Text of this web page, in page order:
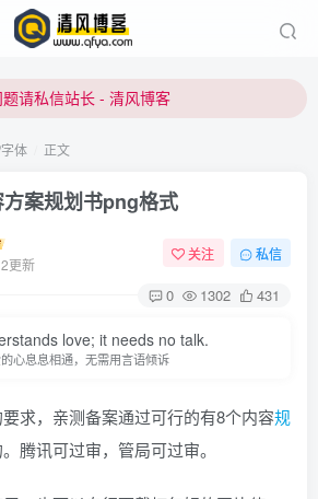
请私信站长 - 清风博客
请私信站长 - 清风博客
体 正文
案规划书png格式
更新
关注 私信
0 1302 431
love; it needs no talk.
心息息相通，无需用言语倾诉
求，亲测备案通过可行的有8个内容规
腾讯可过审，管局可过审。
箱